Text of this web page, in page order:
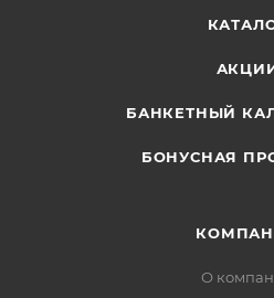
БАНКЕТНЫЙ
БОНУСНАЯ
О